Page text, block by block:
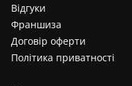
Відгуки
Франшиза
Договір оферти
Політика приватності